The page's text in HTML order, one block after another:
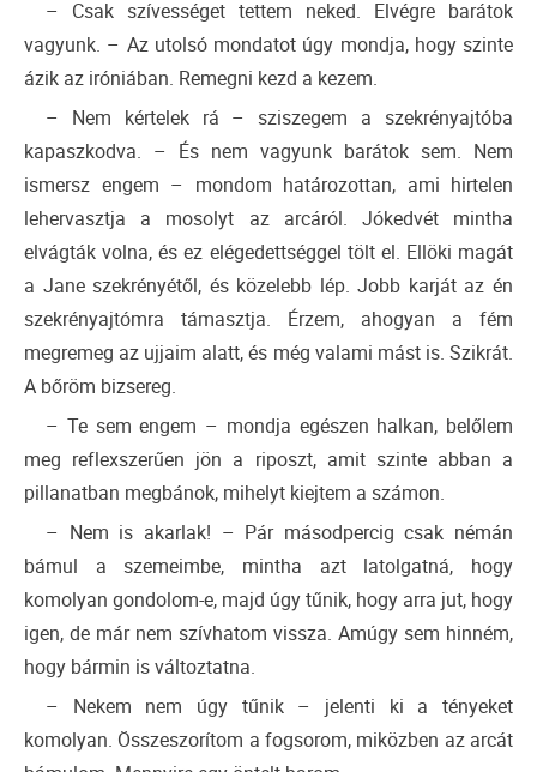
– Csak szívességet tettem neked. Elvégre barátok
vagyunk. – Az utolsó mondatot úgy mondja, hogy szinte
ázik az iróniában. Remegni kezd a kezem.
– Nem kértelek rá – sziszegem a szekrényajtóba
kapaszkodva. – És nem vagyunk barátok sem. Nem
ismersz engem – mondom határozottan, ami hirtelen
lehervasztja a mosolyt az arcáról. Jókedvét mintha
elvágták volna, és ez elégedettséggel tölt el. Ellöki magát
a Jane szekrényétől, és közelebb lép. Jobb karját az én
szekrényajtómra támasztja. Érzem, ahogyan a fém
megremeg az ujjaim alatt, és még valami mást is. Szikrát.
A bőröm bizsereg.
– Te sem engem – mondja egészen halkan, belőlem
meg reflexszerűen jön a riposzt, amit szinte abban a
pillanatban megbánok, mihelyt kiejtem a számon.
– Nem is akarlak! – Pár másodpercig csak némán
bámul a szemeimbe, mintha azt latolgatná, hogy
komolyan gondolom-e, majd úgy tűnik, hogy arra jut, hogy
igen, de már nem szívhatom vissza. Amúgy sem hinném,
hogy bármin is változtatna.
– Nekem nem úgy tűnik – jelenti ki a tényeket
komolyan. Összeszorítom a fogsorom, miközben az arcát